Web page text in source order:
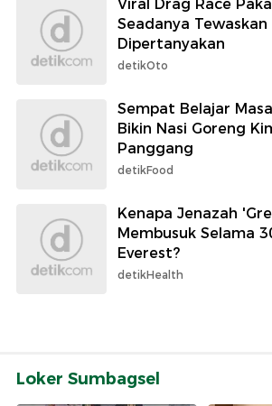
Viral Drag Race
Seadanya
Dipertanyakan
detikOto
Sempat Belajar
Bikin Nasi Goreng
Panggang
detikFood
Kenapa Jenazah
Membusuk Selama
Everest?
detikHealth
Loker Sumbagsel